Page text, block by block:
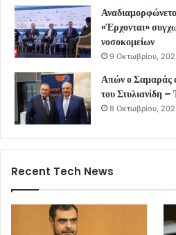
«Έρχονται»
νοσοκομείων
9 Οκτωβρίου,
Απών ο Σαμαράς
του Στυλιανίδη –
8 Οκτωβρίου,
Recent Tech News